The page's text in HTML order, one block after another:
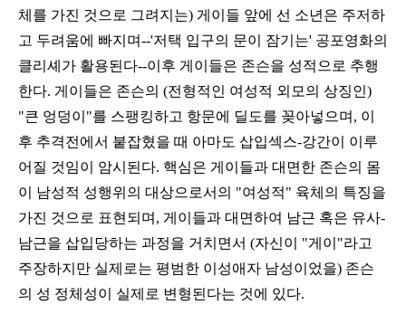
체를 가진 것으로 그려지 는) 게이들 앞에 선 소년은 주저하
고 두려움에 빠지며--'저택 입구의 문이 잠기는' 공포영화의
클리셰가 활용된다--이후 게이들은 존슨을 성적으로 추행
한다. 게이들은 존슨의 (전형적인 여성적 외모의 상징인)
"큰 엉덩이"를 스팽킹하고 항문에 딜도를 꽂아넣으며, 이
후 추격전에서 붙잡혔을 때 아마도 삽입섹스-강간이 이루
어질 것임이 암시된다. 핵심은 게이들과 대면한 존슨의 몸
이
남성적 성행위의 대상으로서의 "여성적" 육체의 특징을
가진 것으로 표현되며, 게이들과 대면하여 남근 혹은 유사-
남근을 삽입당하는 과정을 거치면서 (자신이 "게이"라고
주장하지만 실제로는 평범한 이성애자 남성이었을) 존슨
의 성 정체성이 실제로 변형된다는 것에 있다.